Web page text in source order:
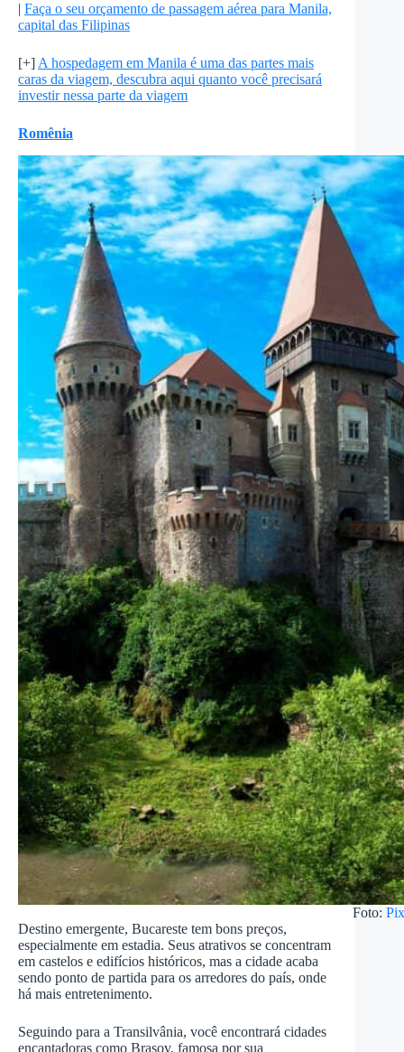
| Faça o seu orçamento de passagem aérea para Manila,
capital das Filipinas
[+] A hospedagem em Manila é uma das partes mais
caras da viagem, descubra aqui quanto você precisará
investir nessa parte da viagem
Romênia
Foto:
Destino emergente, Bucareste tem bons preços,
especialmente em estadia. Seus atrativos se concentram
em castelos e edifícios históricos, mas a cidade acaba
sendo ponto de partida para os arredores do país, onde
há mais entretenimento.
Seguindo para a Transilvânia, você encontrará cidades
encantadoras como Brașov, famosa por sua